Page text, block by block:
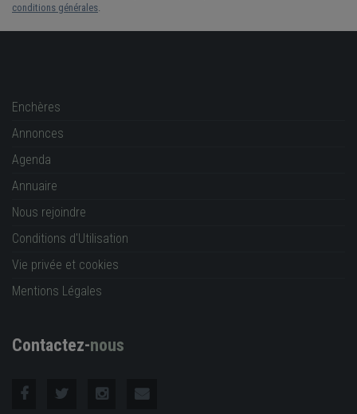
conditions générales.
Enchères
Annonces
Agenda
Annuaire
Nous rejoindre
Conditions d'Utilisation
Vie privée et cookies
Mentions Légales
Contactez-nous